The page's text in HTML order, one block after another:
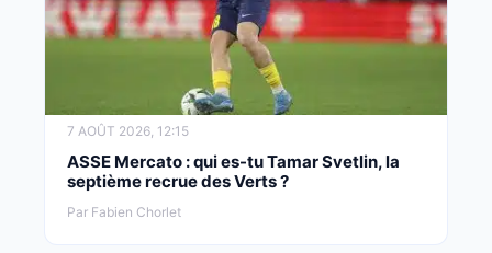
7 AOÛT 2026, 12:15
ASSE Mercato : qui es-tu Tamar Svetlin, la
septième recrue des Verts ?
Par Fabien Chorlet